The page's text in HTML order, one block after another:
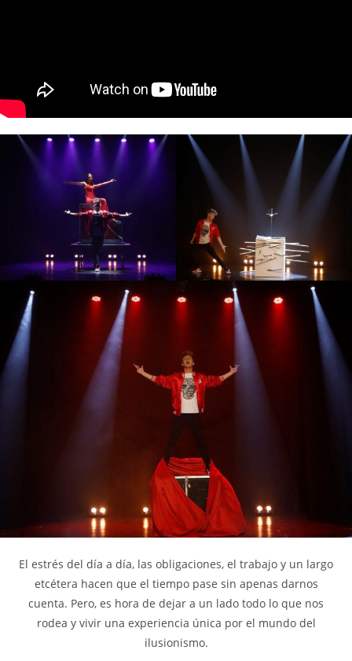
El estrés del día a día, las obligaciones, el trabajo y un largo
etcétera hacen que el tiempo pase sin apenas darnos
cuenta. Pero, es hora de dejar a un lado todo lo que nos
rodea y vivir una experiencia única por el mundo del
ilusionismo.